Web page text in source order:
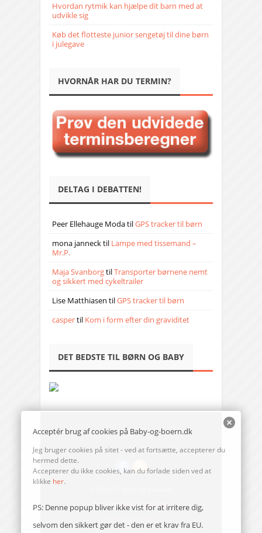
Hvordan rytmik kan hjælpe dit barn med at
udvikle sig
Køb det flotteste junior sengetøj til dine børn
i julegave
HVORNÅR HAR DU TERMIN?
DELTAG I DEBATTEN!
Peer Ellehauge ModatilGPS tracker til børn
mona jannecktil Lampe med tissemand –
Mr.P.
Maja SvanborgtilTransporter børnene nemt
og sikkert med cykeltrailer
Lise Matthiasen tilGPS tracker til børn
caspertil Kom i form efter din graviditet
DET BEDSTE TIL BØRN OG BABY
Send en mail til redaktionen
Acceptér brug af cookies på Baby-og-boern.dk
Jeg bruger cookies på sitet - ved at fortsætte, accepterer du
hermed dette.
Accepterer du ikke cookies, kan du forlade siden ved at
klikke her.
PS: Denne popup bliver ikke vist for at irritere dig,
selvom den sikkert gør det - den er et krav fra EU.